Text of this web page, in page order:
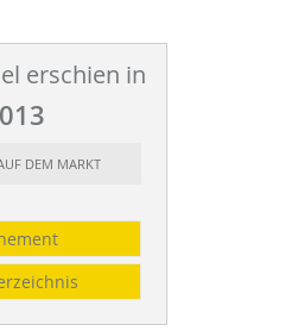
erschien in
DEM MARKT